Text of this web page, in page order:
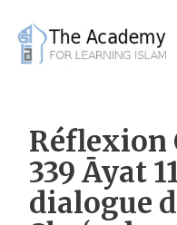
content
Réflexion
339 Āyat
dialogue